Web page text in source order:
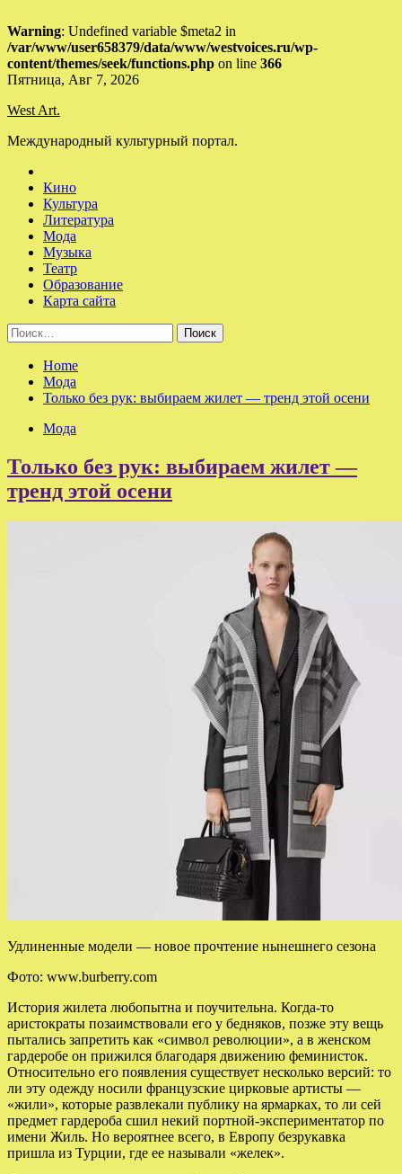
Warning: Undefined variable $meta2 in
/var/www/user658379/data/www/westvoices.ru/wp-
content/themes/seek/functions.php on line 366
Skip
content
Пятница, Авг 7, 2026
West Art.
Международный культурный портал.
Кино
Культура
Литература
Мода
Музыка
Театр
Образование
Карта сайта
Найти:
Home
Мода
Только без рук: выбираем жилет — тренд этой осени
Мода
Только без рук: выбираем жилет —
тренд этой осени
Удлиненные модели — новое прочтение нынешнего сезона
Фото: www.burberry.com
История жилета любопытна и поучительна. Когда-то
аристократы позаимствовали его у бедняков, позже эту вещь
пытались запретить как «символ революции», а в женском
гардеробе он прижился благодаря движению феминисток.
Относительно его появления существует несколько версий: то
ли эту одежду носили французские цирковые артисты —
«жили», которые развлекали публику на ярмарках, то ли сей
предмет гардероба сшил некий портной-экспериментатор по
имени Жиль. Но вероятнее всего, в Европу безрукавка
пришла из Турции, где ее называли «желек».